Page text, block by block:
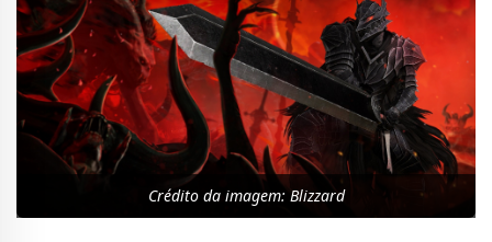
Crédito da imagem: Blizzard